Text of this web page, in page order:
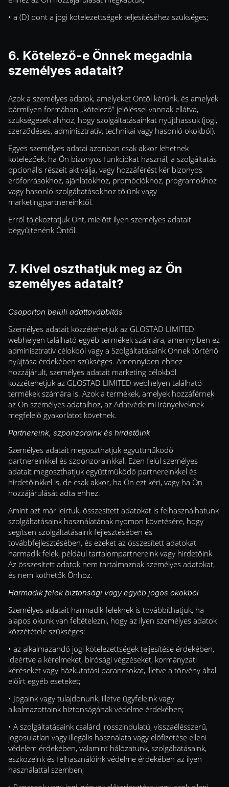
• a (D) pont a jogi kötelezettségek teljesítéséhez szükséges;
6. Kötelező-e Önnek megadnia
személyes adatait?
Azok a személyes adatok, amelyeket Öntől kérünk, és amelyek
bármilyen formában „kötelező” jelöléssel vannak ellátva,
szükségesek ahhoz, hogy szolgáltatásainkat nyújthassuk (jogi,
szerződéses, adminisztratív, technikai vagy hasonló okokból).
Egyes személyes adatai azonban csak akkor lehetnek
kötelezőek, ha Ön bizonyos funkciókat használ, a szolgáltatás
opcionális részeit aktiválja, vagy hozzáférést kér bizonyos
erőforrásokhoz, ajánlatokhoz, promóciókhoz, programokhoz
vagy hasonló szolgáltatásokhoz tőlünk vagy
marketingpartnereinktől.
Erről tájékoztatjuk Önt, mielőtt ilyen személyes adatait
begyűjtenénk Öntől.
7. Kivel oszthatjuk meg az Ön
személyes adatait?
Csoporton belüli adattovábbítás
Személyes adatait közzétehetjük az GLOSTAD LIMITED
webhelyen található egyéb termékek számára, amennyiben ez
adminisztratív célokból vagy a Szolgáltatásaink Önnek történő
nyújtása érdekében szükséges. Amennyiben ehhez
hozzájárult, személyes adatait marketing célokból
közzétehetjük az GLOSTAD LIMITED webhelyen található
termékek számára is. Azok a termékek, amelyek hozzáférnek
az Ön személyes adataihoz, az Adatvédelmi irányelveknek
megfelelő gyakorlatot követnek.
Partnereink, szponzoraink és hirdetőink
Személyes adatait megoszthatjuk együttműködő
partnereinkkel és szponzorainkkal. Ezen felül személyes
adatait megoszthatjuk együttműködő partnereinkkel és
hirdetőinkkel is, de csak akkor, ha Ön ezt kéri, vagy ha Ön
hozzájárulását adta ehhez.
Amint azt már leírtuk, összesített adatokat is felhasználhatunk
szolgáltatásaink használatának nyomon követésére, hogy
segítsen szolgáltatásaink fejlesztésében és
továbbfejlesztésében, és ezeket az összesített adatokat
harmadik felek, például tartalompartnereink vagy hirdetőink.
Az összesített adatok nem tartalmaznak személyes adatokat,
és nem köthetők Önhöz.
Harmadik felek biztonsági vagy egyéb jogos okokból
Személyes adatait harmadik feleknek is továbbíthatjuk, ha
alapos okunk van feltételezni, hogy az ilyen személyes adatok
közzététele szükséges:
• az alkalmazandó jogi kötelezettségek teljesítése érdekében,
ideértve a kérelmeket, bírósági végzéseket, kormányzati
kéréseket vagy házkutatási parancsokat, illetve a törvény által
előírt egyéb eseteket;
• Jogaink vagy tulajdonunk, illetve ügyfeleink vagy
alkalmazottaink biztonságának védelme érdekében;
• A szolgáltatásaink csalárd, rosszindulatú, visszaélésszerű,
jogosulatlan vagy illegális használata vagy előfizetése elleni
védelem érdekében, valamint hálózatunk, szolgáltatásaink,
eszközeink és felhasználóink védelme érdekében az ilyen
használattal szemben;